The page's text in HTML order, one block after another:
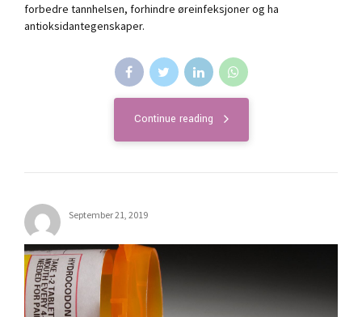
forbedre tannhelsen, forhindre øreinfeksjoner og ha
antioksidantegenskaper.
Continue reading
September 21, 2019